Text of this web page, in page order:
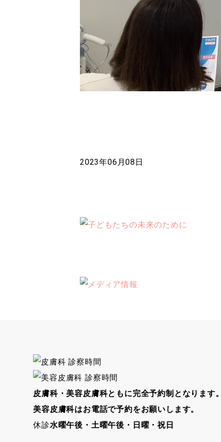
2023年06月08日
皮膚科・美容皮膚科ともに完全予約制となります
美容皮膚科はお電話で予約をお願いします。
休診水曜午後・土曜午後・日曜・祝日